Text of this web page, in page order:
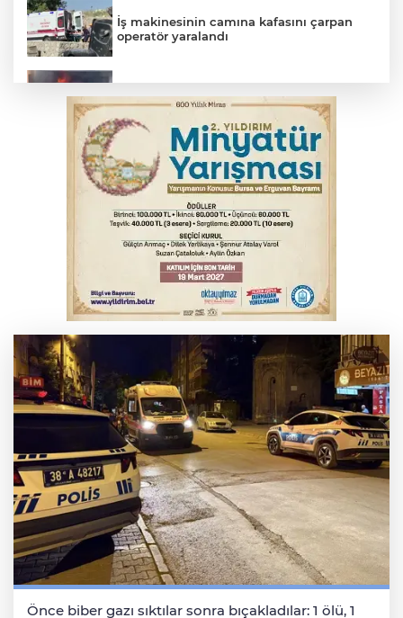
İş makinesinin camına kafasını çarpan
operatör yaralandı
sıçrayan alevler söndürüldü
Otomobil kanala uçtu: 2 yaralı
Bursa'da Mustafa Keser'den müzik ve
kahkaha dolu gece
Elektrik akımına kapılan işçi hayatını
kaybetti
Önce biber gazı sıktılar sonra bıçakladılar: 1 ölü, 1